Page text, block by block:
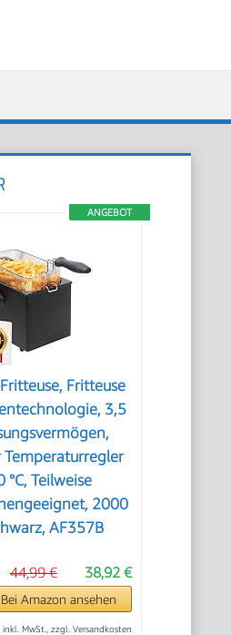
ANGEBOT
Fritteuse
3,5
Temperaturregler
°C, Teilweise
2000
AF357B
38,92 €
44,99 €
Bei Amazon ansehen
inkl. MwSt., zzgl. Versandkosten